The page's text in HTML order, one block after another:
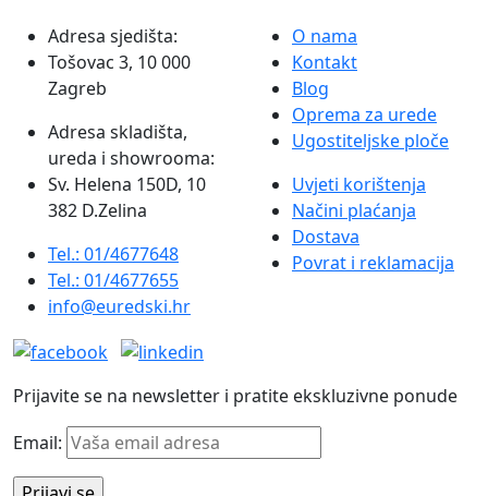
Adresa sjedišta:
Tošovac 3, 10 000
Zagreb
Adresa skladišta,
ureda i showrooma:
Sv. Helena 150D, 10
382 D.Zelina
Tel.: 01/4677648
Tel.: 01/4677655
info@euredski.hr
O nama
Kontakt
Blog
Oprema za urede
Ugostiteljske ploče
Uvjeti korištenja
Načini plaćanja
Dostava
Povrat i reklamacija
Prijavite se na newsletter i pratite ekskluzivne ponude
Email: